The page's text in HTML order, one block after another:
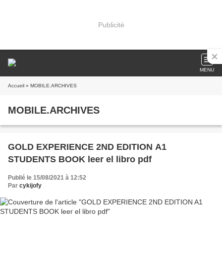
Publicité
MENU
Accueil » MOBILE.ARCHIVES
MOBILE.ARCHIVES
GOLD EXPERIENCE 2ND EDITION A1
STUDENTS BOOK leer el libro pdf
Publié le 15/08/2021 à 12:52
Par cykijofy